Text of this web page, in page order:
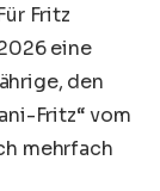
Fritz
eine
den
Fritz“ vom
mehrfach